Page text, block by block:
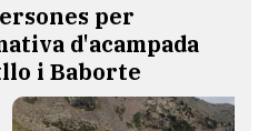
per
d'acampada
i Baborte